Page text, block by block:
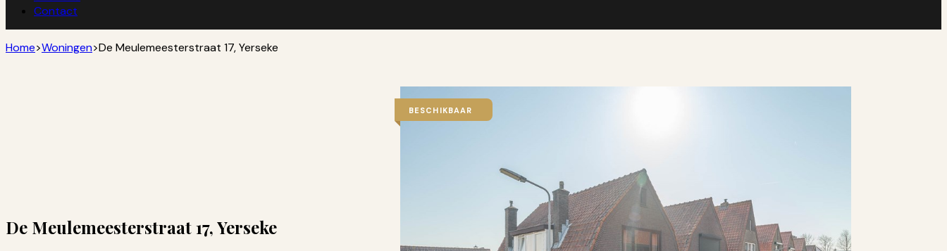
Contact
Home>Woningen>De Meulemeesterstraat 17, Yerseke
De Meulemeesterstraat 17, Yerseke
BESCHIKBAAR